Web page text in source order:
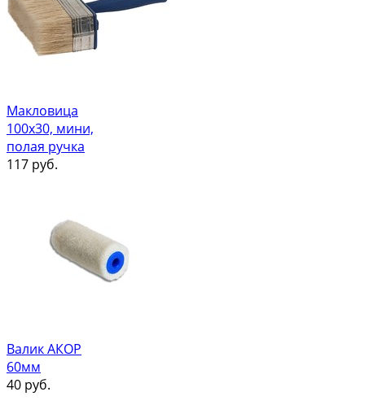
Макловица
100х30, мини,
полая ручка
117 руб.
Валик АКОР
60мм
40 руб.